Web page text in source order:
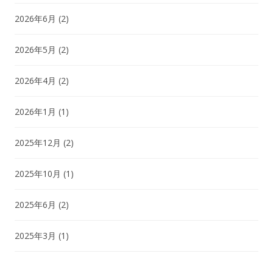
2026年6月 (2)
2026年5月 (2)
2026年4月 (2)
2026年1月 (1)
2025年12月 (2)
2025年10月 (1)
2025年6月 (2)
2025年3月 (1)